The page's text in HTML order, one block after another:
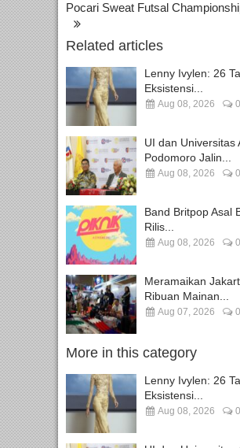
Pocari Sweat Futsal
Related articles
Lenny Ivylen: 26
Eksistensi...
Aug 08, 2026 0
UI dan Universitas
Podomoro Jalin...
Aug 08, 2026 0
Band Britpop Asal
Rilis...
Aug 08, 2026 0
Meramaikan
Ribuan Mainan...
Aug 07, 2026 0
More in this category
Lenny Ivylen: 26
Eksistensi...
Aug 08, 2026 0